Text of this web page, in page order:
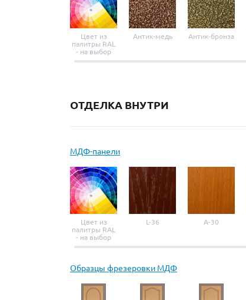
Цвет из
палитры RAL
- на выбор
Антик-медь Антик-бронза
ОТДЕЛКА ВНУТРИ
МДФ-панели
Цвет из
палитры RAL
- на выбор
L-36 A-30
Образцы фрезеровки МДФ